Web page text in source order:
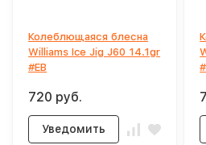
Колеблющаяся блесна
Williams Ice Jig J60 14.1gr
#EB
720 руб.
Уведомить